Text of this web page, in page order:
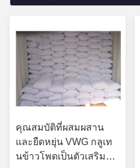
คุณสมบัติที่ผสมผสาน
และยืดหยุ่น VWG กลูเท
นข้าวโพดเป็นตัวเสริม